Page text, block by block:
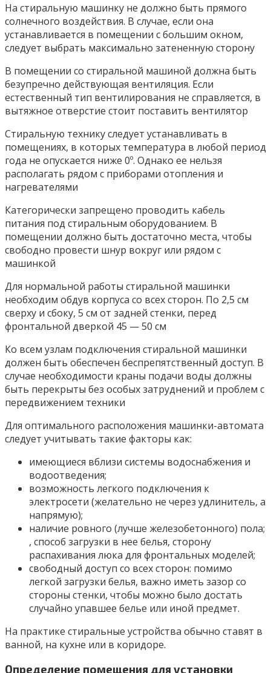
На стиральную машинку не должно быть прямого
солнечного воздействия. В случае, если она
устанавливается в помещении с большим окном,
следует выбрать максимально затененную сторону
В помещении со стиральной машиной должна быть
безупречно действующая вентиляция. Если
естественный тип вентилирования не справляется, в
вытяжное отверстие стоит поставить вентилятор
Стиральную технику следует устанавливать в
помещениях, в которых температура в любой период
года не опускается ниже 0º. Однако ее нельзя
располагать рядом с приборами отопления и
нагревателями
Категорически запрещено проводить кабель
питания под стиральным оборудованием. В
помещении должно быть достаточно места, чтобы
свободно провести шнур вокруг или рядом с
машинкой
Для нормальной работы стиральной машинки
необходим обдув корпуса со всех сторон. По 2,5 см
сверху и сбоку, 5 см от задней стенки, перед
фронтальной дверкой 45 — 50 см
Ко всем узлам подключения стиральной машинки
должен быть обеспечен беспрепятственный доступ. В
случае необходимости краны подачи воды должны
быть перекрыты без особых затруднений и проблем с
передвижением техники
Для оптимального расположения машинки-автомата
следует учитывать такие факторы как:
имеющиеся вблизи системы водоснабжения и
водоотведения;
возможность легкого подключения к
электросети (желательно не через удлинитель, а
напрямую);
наличие ровного (лучше железобетонного) пола;
, способ загрузки в нее белья, сторону
распахивания люка для фронтальных моделей;
свободный доступ со всех сторон: помимо
легкой загрузки белья, важно иметь зазор со
стороны стенки, чтобы можно было достать
случайно упавшее белье или иной предмет.
На практике стиральные устройства обычно ставят в
ванной, на кухне или в коридоре.
Определение помещения для установки